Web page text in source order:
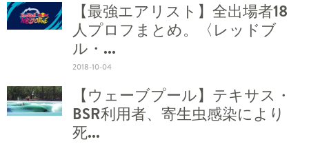
【最強エアリスト】全出場者18
人プロフまとめ。〈レッドブ
ル・...
2018-10-04
【ウェーブプール】テキサス・
BSR利用者、寄生虫感染により
死...